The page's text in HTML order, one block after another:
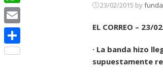
23/02/2015 by
EL CORREO – 23/
· La banda hizo
supuestamente
WhatsApp
Email
Compartir